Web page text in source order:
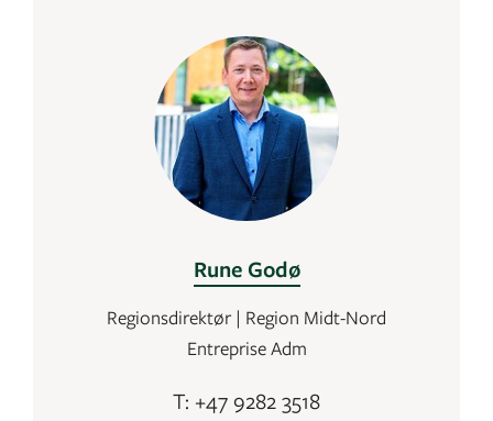
Rune Godø
Regionsdirektør | Region Midt-Nord
Entreprise Adm
T: +47 9282 3518